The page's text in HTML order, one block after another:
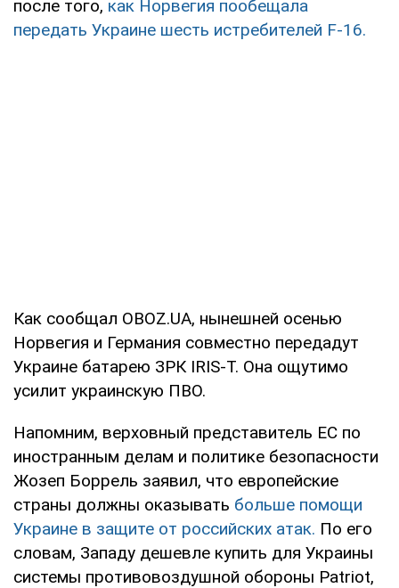
после того, как Норвегия пообещала
передать Украине шесть истребителей F-16.
Как сообщал OBOZ.UA, нынешней осенью
Норвегия и Германия совместно передадут
Украине батарею ЗРК IRIS-T. Она ощутимо
усилит украинскую ПВО.
Напомним, верховный представитель ЕС по
иностранным делам и политике безопасности
Жозеп Боррель заявил, что европейские
страны должны оказывать больше помощи
Украине в защите от российских атак. По его
словам, Западу дешевле купить для Украины
системы противовоздушной обороны Patriot,